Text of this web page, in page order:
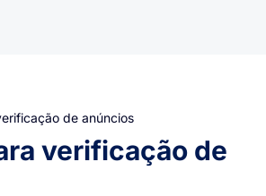
de anúncios
verificação de